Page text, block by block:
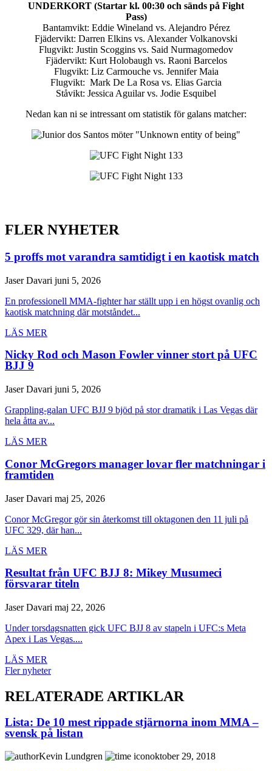
UNDERKORT (Startar kl. 00:30 och sänds på Fight
Pass)
Bantamvikt: Eddie Wineland vs. Alejandro Pérez
Fjädervikt: Darren Elkins vs. Alexander Volkanovski
Flugvikt: Justin Scoggins vs. Said Nurmagomedov
Fjädervikt: Kurt Holobaugh vs. Raoni Barcelos
Flugvikt: Liz Carmouche vs. Jennifer Maia
Flugvikt: Mark De La Rosa vs. Elias Garcia
Ståvikt: Jessica Aguilar vs. Jodie Esquibel
Nedan kan ni se intressant om statistik för galans matcher:
FLER NYHETER
5 proffs mot varandra samtidigt i en kaotisk match
Jaser Davari juni 5, 2026
En professionell MMA-fighter har ställt upp i en högst ovanlig och
kaotisk matchning där motståndet...
LÄS MER
Nicky Rod och Mason Fowler vinner stort på UFC
BJJ 9
Jaser Davari juni 5, 2026
Grappling-galan UFC BJJ 9 bjöd på stor dramatik i Las Vegas där
hela åtta av...
LÄS MER
Conor McGregors manager lovar fler matchningar i
framtiden
Jaser Davari maj 25, 2026
Conor McGregor gör sin återkomst till oktagonen den 11 juli på
UFC 329, där han...
LÄS MER
Resultat från UFC BJJ 8: Mikey Musumeci
försvarar titeln
Jaser Davari maj 22, 2026
Under torsdagsnatten gick UFC BJJ 8 av stapeln i UFC:s Meta
Apex i Las Vegas....
LÄS MER
Fler nyheter
RELATERADE ARTIKLAR
Lista: De 10 mest rippade stjärnorna inom MMA –
svensk på listan
Kevin Lundgren
oktober 29, 2018